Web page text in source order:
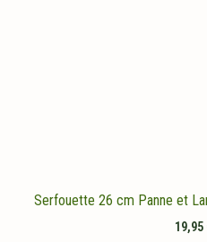
Serfouette 26 cm Panne et
19,95